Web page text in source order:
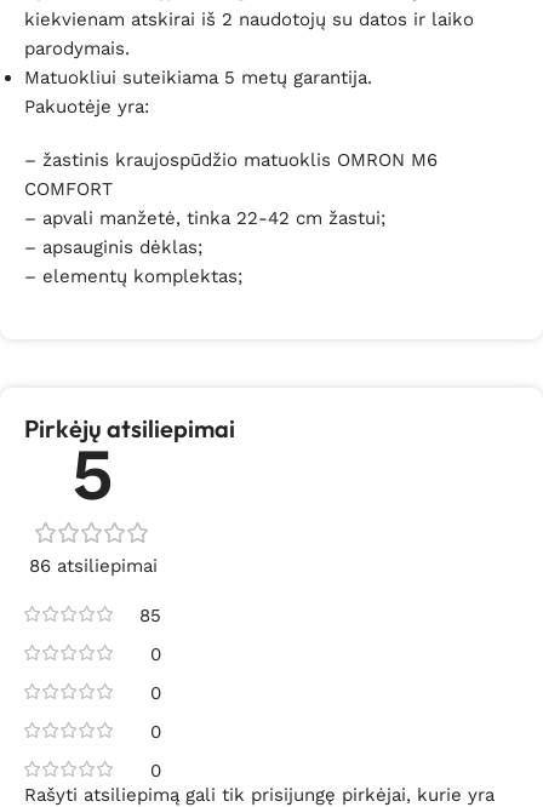
kiekvienam atskirai iš 2 naudotojų su datos ir laiko
parodymais.
Matuokliui suteikiama 5 metų garantija.
Pakuotėje yra:
– žastinis kraujospūdžio matuoklis OMRON M6
COMFORT
– apvali manžetė, tinka 22-42 cm žastui;
– apsauginis dėklas;
– elementų komplektas;
Pirkėjų atsiliepimai
5
86 atsiliepimai
85
0
0
0
0
Rašyti atsiliepimą gali tik prisijungę pirkėjai, kurie yra